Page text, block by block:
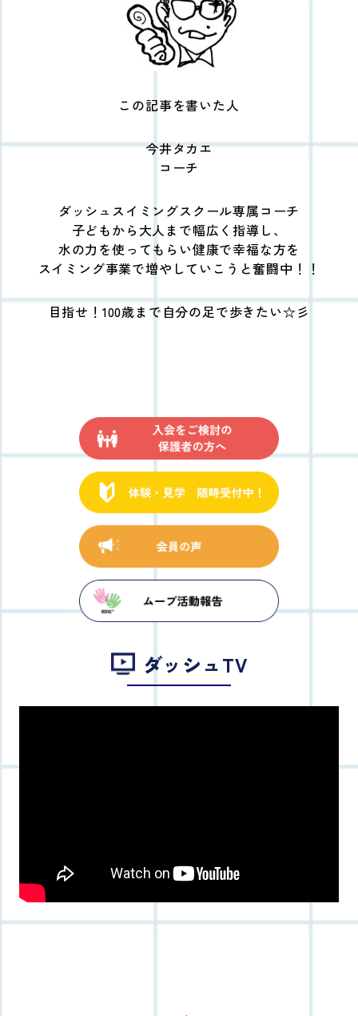
この記事を書いた人
今井タカエ
コーチ
ダッシュスイミングスクール専属コーチ
子どもから大人まで幅広く指導し、
水の力を使ってもらい健康で幸福な方を
スイミング事業で増やしていこうと奮闘中！！
目指せ！100歳まで自分の足で歩きたい☆彡
ダッシュTV